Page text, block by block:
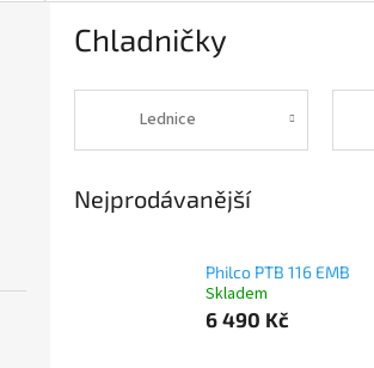
Chladničky
Lednice
Nejprodávanější
Philco PTB 116 EMB
Skladem
6 490 Kč